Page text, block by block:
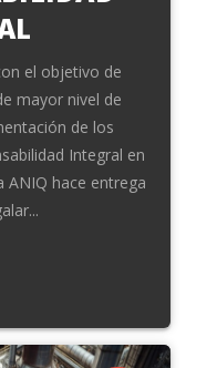
el objetivo de
mayor nivel de
de los
Integral en
ANIQ hace entrega